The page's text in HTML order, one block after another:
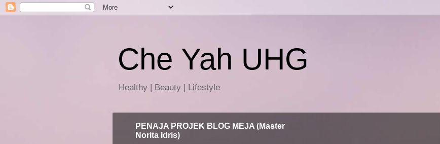
Che Yah UHG
Healthy | Beauty | Lifestyle
PENAJA PROJEK BLOG MEJA (Master
Norita Idris)